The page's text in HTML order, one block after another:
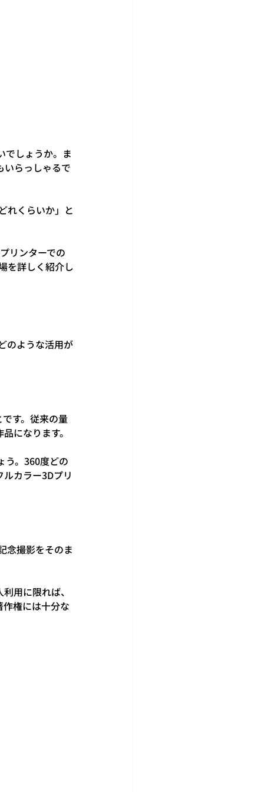
でしょうか。ま
いらっしゃるで
れくらいか」と
リンターでの
を詳しく紹介し
のような活用が
す。従来の量
になります。
う。360度どの
カラー3Dプリ
念撮影をそのま
用に限れば、
権には十分な